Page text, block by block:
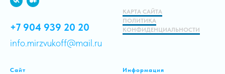
+7 904 939 20 20
info.mirzvukoff@mail.ru
КАРТА САЙТА
ПОЛИТИКА
КОНФИДЕНЦИАЛЬНОСТИ
Сайт Информация